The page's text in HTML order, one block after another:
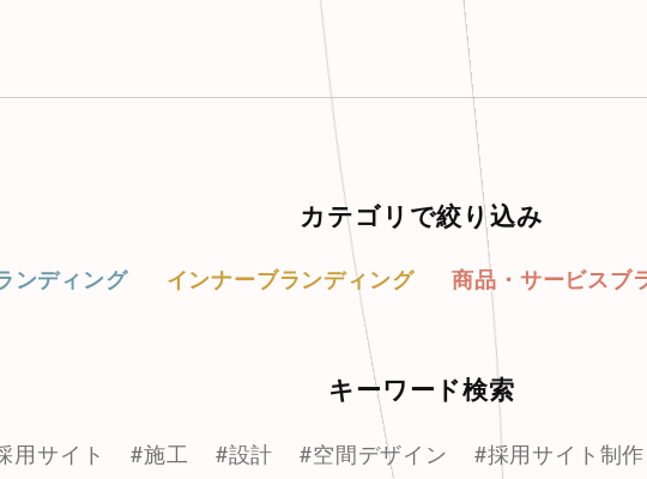
カテゴリで絞り込み
ンディング インナーブランディング 商品・サービスブ
キーワード検索
用サイト #施工 #設計 #空間デザイン #採用サイト制作